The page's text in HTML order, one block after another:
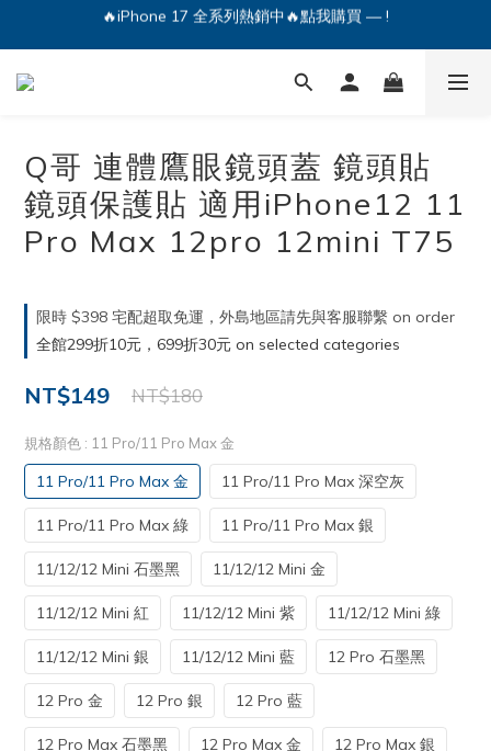
🔥iPhone 17 全系列熱銷中🔥點我購買 — !
💕加入Q哥 Line 新好友領優惠券！🎫
🔥iPhone 17 全系列熱銷中🔥點我購買 — !
Q哥 連體鷹眼鏡頭蓋 鏡頭貼
鏡頭保護貼 適用iPhone12 11
Pro Max 12pro 12mini T75
限時 $398 宅配超取免運，外島地區請先與客服聯繫 on order
全館299折10元，699折30元 on selected categories
NT$149 NT$180
規格顏色 : 11 Pro/11 Pro Max 金
11 Pro/11 Pro Max 金 11 Pro/11 Pro Max 深空灰
11 Pro/11 Pro Max 綠 11 Pro/11 Pro Max 銀
11/12/12 Mini 石墨黑 11/12/12 Mini 金
11/12/12 Mini 紅 11/12/12 Mini 紫 11/12/12 Mini 綠
11/12/12 Mini 銀 11/12/12 Mini 藍 12 Pro 石墨黑
12 Pro 金 12 Pro 銀 12 Pro 藍
12 Pro Max 石墨黑 12 Pro Max 金 12 Pro Max 銀